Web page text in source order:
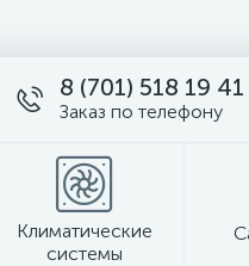
8 (701) 518 19 41
Заказ по телефону
Климатические
системы